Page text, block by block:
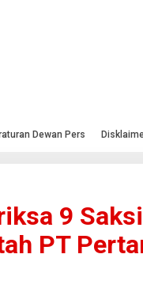
Dewan Pers
9
PT